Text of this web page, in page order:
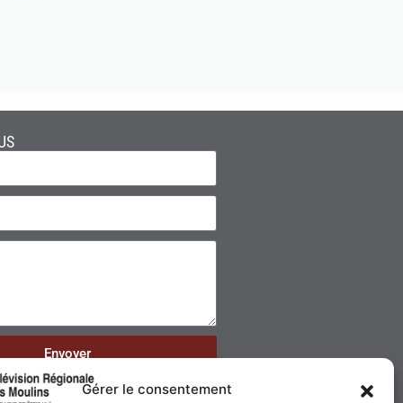
Gérer le consentement
Envoyer